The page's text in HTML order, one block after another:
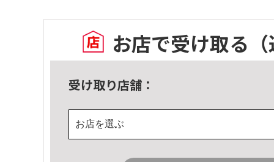
お店で受け取る
受け取り店舗：
お店を選ぶ